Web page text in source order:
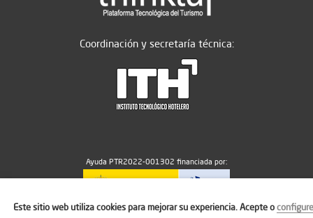
Coordinación y secretaría técnica:
Ayuda PTR2022-001302 financiada por:
MICIU/AEI/10.13039/501100011033
Este sitio web utiliza cookies para mejorar su experiencia. Acepte oconfigure